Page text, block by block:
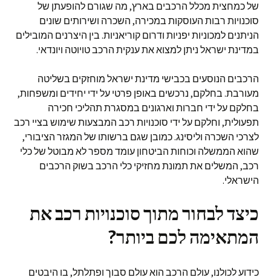
של כמחצית מכלל הרכבים בארץ, מה שגורם להופעתן של
סוכנויות רבות העוסקות במכירה, השכרה ושירותים שונים
הניתנים למכוניות יפניות ודרום קוריאניות. בין היצרנים המובילים
במדינת ישראל ניתן למצוא את ענקית הרכב טויוטה ויונדאי.
הרכבים הנוסעים בכבישי מדינת ישראל מוחזקים בשליטה
מעורבת. בחלקם, נרכשים באופן פרטי על ידי יחידים ומשפחות,
בחלקם על ידי חברות וארגונים במסגרת תהליכי חכירה
תפעולית, וחלקם על ידי סוכנויות רכב המבצעות שימוש בציי רכב
לצרכי השכרה וליסינג. כמובן שגם ברשותו של המגזר הציבורי,
שהוא הממשלה וכוחות הביטחון עומד מספר לא מבוטל של כלי
רכב, המשלים את תמונת מחזיקי כלי הרכב בשוק הרכבים
הישראלי.
כיצד לבחור מתוך סוכנויות רכב את
המתאימה לכם ביותר?
כידוע לכולנו, עולם הרכב הוא עולם סבוך ופתלתל, בו היבטים